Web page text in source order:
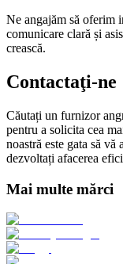
Ne angajăm să oferim
comunicare clară și
crească.
Contactaţi-ne
Căutați un furnizor
pentru a solicita cea
noastră este gata să vă
dezvoltați afacerea
Mai multe mărci